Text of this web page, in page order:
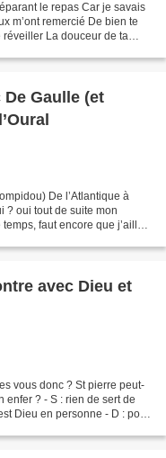
le repas Car je savais
m’ont remercié De bien te
La douceur de ta
Gaulle (et
De l’Atlantique à
? oui tout de suite mon
faut encore que j’aille
avec Dieu et
vous donc ? St pierre peut-
enfer ? - S : rien de sert de
Dieu en personne - D : pour